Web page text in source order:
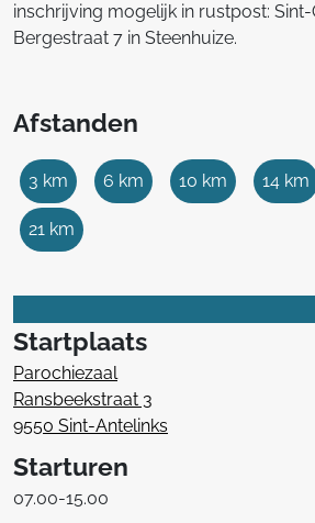
inschrijving mogelijk in rustpost: Sint-
Bergestraat 7 in Steenhuize.
Afstanden
3 km 6 km 10 km 14 km
21 km
Startplaats
Parochiezaal
Ransbeekstraat 3
9550 Sint-Antelinks
Starturen
07.00-15.00